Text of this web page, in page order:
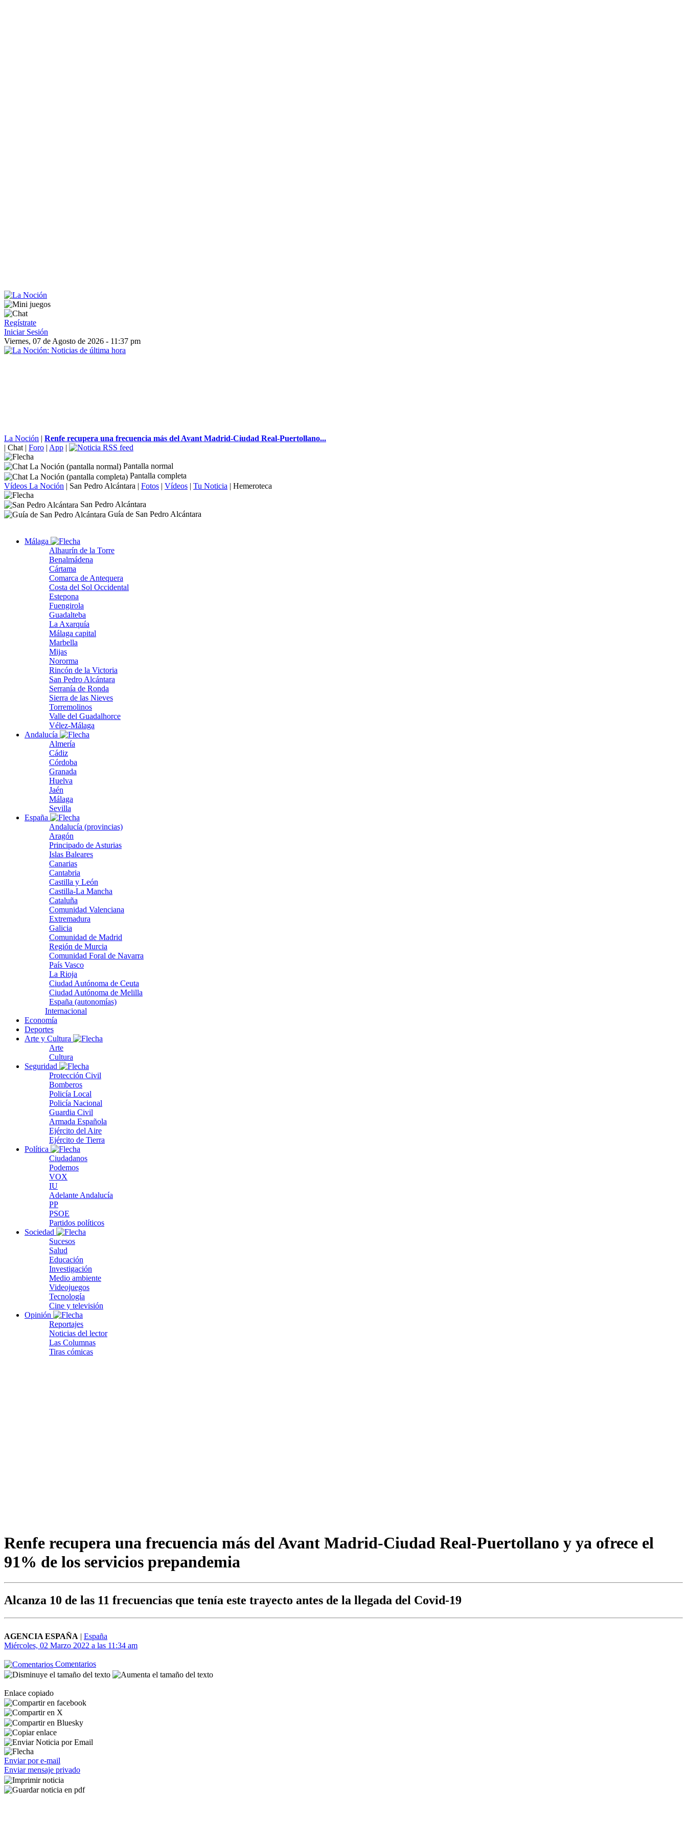
Regístrate
Iniciar Sesión
Viernes, 07 de Agosto de 2026 - 11:37 pm
La Noción | Renfe recupera una frecuencia más del Avant Madrid-Ciudad Real-Puertollano...
| Chat | Foro | App |
Pantalla normal
Pantalla completa
Vídeos La Noción | San Pedro Alcántara | Fotos | Vídeos | Tu Noticia | Hemeroteca
San Pedro Alcántara
Guía de San Pedro Alcántara
Málaga
Alhaurín de la Torre
Benalmádena
Cártama
Comarca de Antequera
Costa del Sol Occidental
Estepona
Fuengirola
Guadalteba
La Axarquía
Málaga capital
Marbella
Mijas
Nororma
Rincón de la Victoria
San Pedro Alcántara
Serranía de Ronda
Sierra de las Nieves
Torremolinos
Valle del Guadalhorce
Vélez-Málaga
Andalucía
Almería
Cádiz
Córdoba
Granada
Huelva
Jaén
Málaga
Sevilla
España
Andalucía (provincias)
Aragón
Principado de Asturias
Islas Baleares
Canarias
Cantabria
Castilla y León
Castilla-La Mancha
Cataluña
Comunidad Valenciana
Extremadura
Galicia
Comunidad de Madrid
Región de Murcia
Comunidad Foral de Navarra
País Vasco
La Rioja
Ciudad Autónoma de Ceuta
Ciudad Autónoma de Melilla
España (autonomías)
Internacional
Economía
Deportes
Arte y Cultura
Arte
Cultura
Seguridad
Protección Civil
Bomberos
Policía Local
Policía Nacional
Guardia Civil
Armada Española
Ejército del Aire
Ejército de Tierra
Política
Ciudadanos
Podemos
VOX
IU
Adelante Andalucía
PP
PSOE
Partidos políticos
Sociedad
Sucesos
Salud
Educación
Investigación
Medio ambiente
Videojuegos
Tecnología
Cine y televisión
Opinión
Reportajes
Noticias del lector
Las Columnas
Tiras cómicas
Renfe recupera una frecuencia más del Avant Madrid-Ciudad Real-Puertollano y ya ofrece el
91% de los servicios prepandemia
Alcanza 10 de las 11 frecuencias que tenía este trayecto antes de la llegada del Covid-19
AGENCIA ESPAÑA | España
Miércoles, 02 Marzo 2022 a las 11:34 am
Comentarios
Enlace copiado
Enviar por e-mail
Enviar mensaje privado